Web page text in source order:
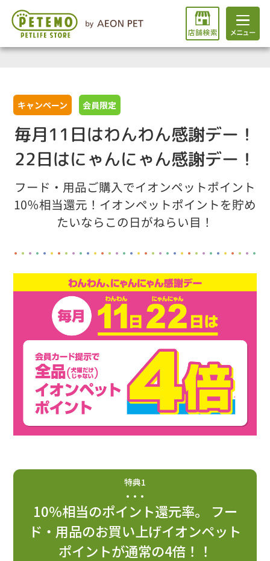
キャンペーン 会員限定
毎月11日はわんわん感謝デー！
22日はにゃんにゃん感謝デー！
フード・用品ご購入でイオンペットポイント
10％相当還元！イオンペットポイントを貯め
たいならこの日がねらい目！
特典1
10％相当のポイント還元率。 フー
ド・用品のお買い上げイオンペット
ポイントが通常の4倍！！